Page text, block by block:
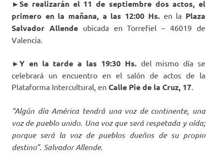
►Se realizarán el 11 de septiembre dos actos, el
primero en la mañana, a las 12:00 Hs.en la Plaza
Salvador Allendeubicada en Torrefiel – 46019 de
Valencia.
►Y en la tarde a las 19:30 Hs.del mismo día se
celebrará un encuentro en el salón de actos de la
Plataforma Intercultural, en Calle Pie de la Cruz, 17.
“Algún día América tendrá una voz de continente, una
voz de pueblo unido. Una voz que será respetada y oída;
porque será la voz de pueblos dueños de su propio
destino”. Salvador Allende.